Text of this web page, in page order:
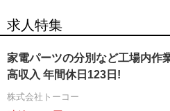
求人特集
家電パーツの分別など工場内作
高収入 年間休日123日!
株式会社トーコー